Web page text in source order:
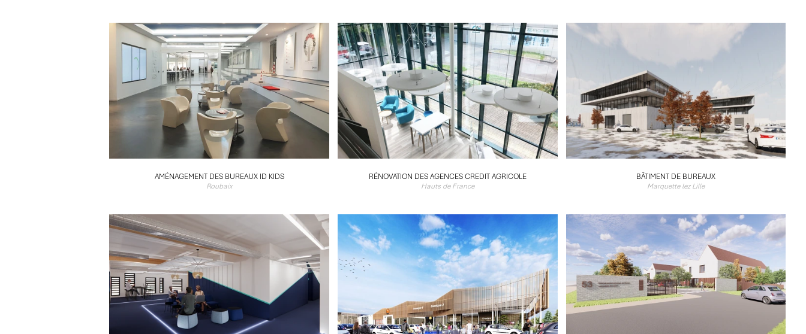
AMÉNAGEMENT DES BUREAUX ID KIDS
Roubaix
RÉNOVATION DES AGENCES CREDIT AGRICOLE
Hauts de France
BÂTIMENT DE BUREAUX
Marquette lez Lille